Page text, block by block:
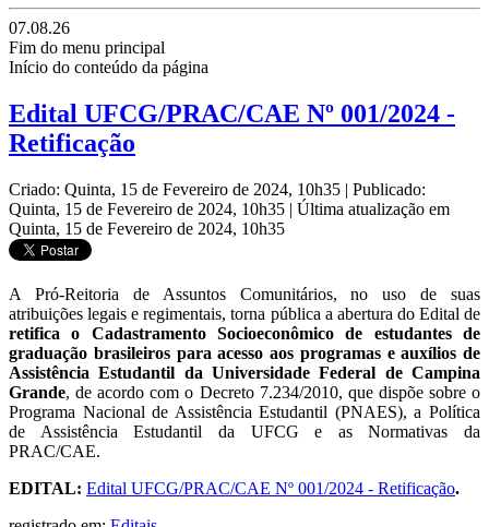
07.08.26
Fim do menu principal
Início do conteúdo da página
Edital UFCG/PRAC/CAE Nº 001/2024 -
Retificação
Criado: Quinta, 15 de Fevereiro de 2024, 10h35 | Publicado:
Quinta, 15 de Fevereiro de 2024, 10h35 | Última atualização em
Quinta, 15 de Fevereiro de 2024, 10h35
A Pró-Reitoria de Assuntos Comunitários, no uso de suas
atribuições legais e regimentais, torna pública a abertura do Edital de
retifica o Cadastramento Socioeconômico de estudantes de
graduação brasileiros para acesso aos programas e auxílios de
Assistência Estudantil da Universidade Federal de Campina
Grande,de acordo com o Decreto 7.234/2010, que dispõe sobre o
Programa Nacional de Assistência Estudantil (PNAES), a Política
de Assistência Estudantil da UFCG e as Normativas da
PRAC/CAE.
EDITAL: Edital UFCG/PRAC/CAE Nº 001/2024 - Retificação.